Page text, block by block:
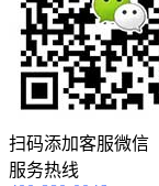
扫码添加客服微信
服务热线